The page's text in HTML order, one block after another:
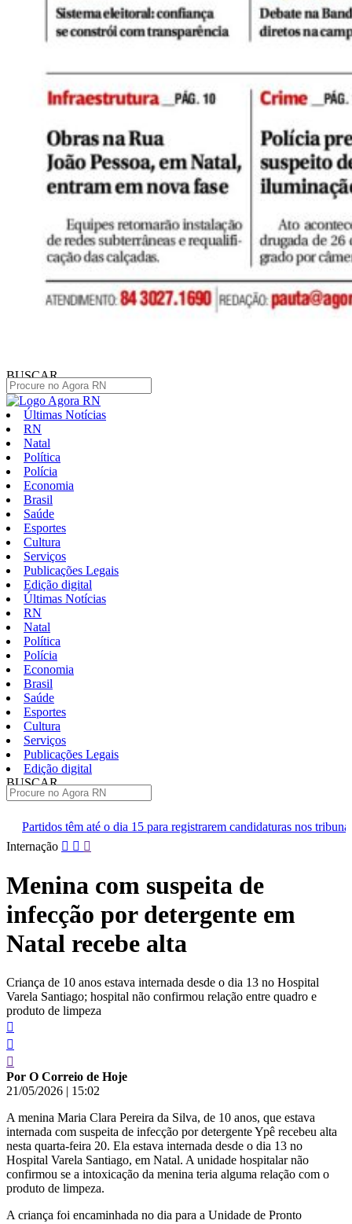
BUSCAR
Últimas Notícias
RN
Natal
Política
Polícia
Economia
Brasil
Saúde
Esportes
Cultura
Serviços
Publicações Legais
Edição digital
Últimas Notícias
RN
Natal
Política
Polícia
Economia
Brasil
Saúde
Esportes
Cultura
Serviços
Publicações Legais
Edição digital
BUSCAR
15 para registrarem candidaturas nos tribunais
Senai RN
Pular
conteúdo
Internação
Menina com suspeita de
infecção por detergente em
Natal recebe alta
Criança de 10 anos estava internada desde o dia 13 no Hospital
Varela Santiago; hospital não confirmou relação entre quadro e
produto de limpeza
Por O Correio de Hoje
21/05/2026 | 15:02
A menina Maria Clara Pereira da Silva, de 10 anos, que estava
internada com suspeita de infecção por detergente Ypê recebeu alta
nesta quarta-feira 20. Ela estava internada desde o dia 13 no
Hospital Varela Santiago, em Natal. A unidade hospitalar não
confirmou se a intoxicação da menina teria alguma relação com o
produto de limpeza.
A criança foi encaminhada no dia para a Unidade de Pronto